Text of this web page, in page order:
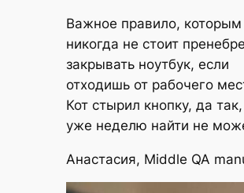
Важное правило, которым
никогда не стоит
закрывать ноутбук, если
отходишь от рабочего
Кот стырил кнопку, да
уже неделю найти не
Анастасия, Middle QA